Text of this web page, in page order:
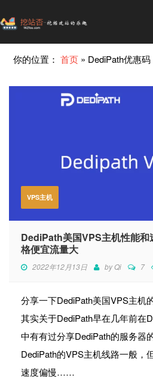
你的位置：首页 » DediPath优惠码
VPS主机
DediPath美国VPS主机性能
格便宜流量大
2022年12月13日 byQi 7
分享一下DediPath美国VPS主机
其实关于DediPath早在几年前在
中有有过分享DediPath的服务器
DediPath的VPS主机线路一般，
速度偏慢……